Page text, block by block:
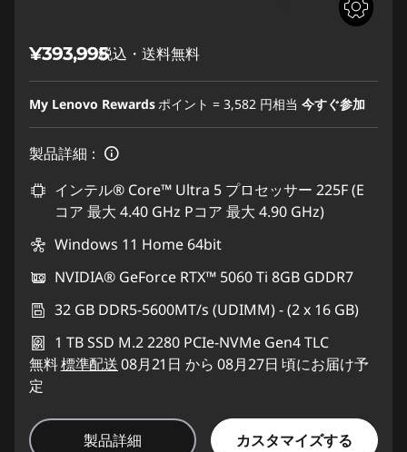
¥393,995税込・送料無料
My Lenovo Rewardsポイント = 3,582 円相当 今すぐ参加
製品詳細：
インテル® Core™ Ultra 5 プロセッサー 225F (E
コア 最大 4.40 GHz Pコア 最大 4.90 GHz)
Windows 11 Home 64bit
NVIDIA® GeForce RTX™ 5060 Ti 8GB GDDR7
32 GB DDR5-5600MT/s (UDIMM) - (2 x 16 GB)
1 TB SSD M.2 2280 PCIe-NVMe Gen4 TLC
無料標準配送08月21日 から 08月27日 頃にお届け予
定
製品詳細 カスタマイズする